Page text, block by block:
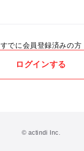
すでに会員登録済みの方
ログインする
© actindi Inc.